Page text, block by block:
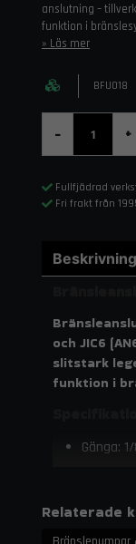
anslutning –
funktion i
Läs mer
BFU018
- +
Fullfjädrad
Fri frakt från
Beskrivning
och JIC6
slitstark
funktion i
Gänga:
och lång
Relaterade